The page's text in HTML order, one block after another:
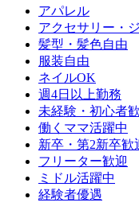
アパレル
アクセサリー・
髪型・髪色自由
服装自由
ネイルOK
週4日以上勤務
未経験・初心者
働くママ活躍中
新卒・第2新卒歓
フリーター歓迎
ミドル活躍中
経験者優遇